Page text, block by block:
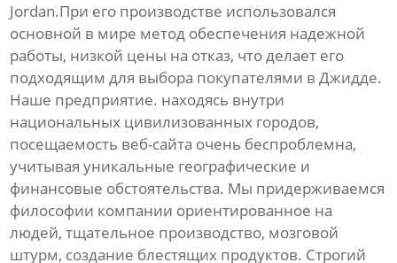
Jordan.При его производстве использовался
основной в мире метод обеспечения надежной
работы, низкой цены на отказ, что делает его
подходящим для выбора покупателями в Джидде.
Наше предприятие. находясь внутри
национальных цивилизованных городов,
посещаемость веб-сайта очень беспроблемна,
учитывая уникальные географические и
финансовые обстоятельства. Мы придерживаемся
философии компании ориентированное на
людей, тщательное производство, мозговой
штурм, создание блестящих продуктов. Строгий